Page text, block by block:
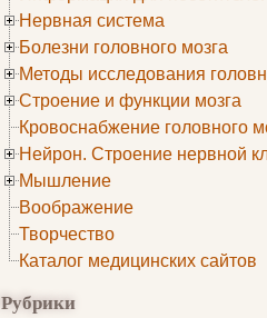
Нервная система
Болезни головного мозга
Методы исследования
Строение и функции мозга
Кровоснабжение головного
Нейрон. Строение нервной
Мышление
Воображение
Творчество
Каталог медицинских сайтов
Рубрики